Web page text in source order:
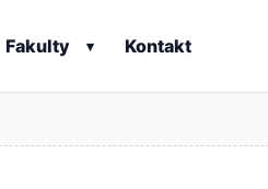
Fakulty ▾ Kontakt